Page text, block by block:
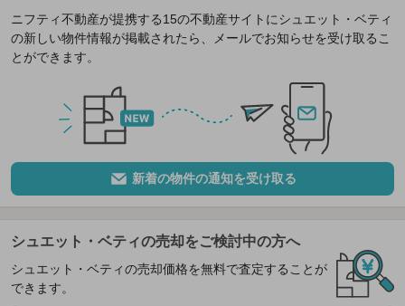
ニフティ不動産が提携する15の不動産サイトにシュエット・ベティ
の新しい物件情報が掲載されたら、メールでお知らせを受け取るこ
とができます。
新着の物件の通知を受け取る
シュエット・ベティの売却をご検討中の方へ
シュエット・ベティの売却価格を無料で査定することが
できます。